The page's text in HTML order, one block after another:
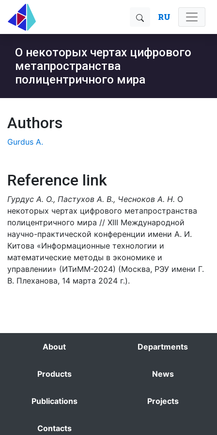
RU
О некоторых чертах цифрового
метапространства
полицентричного мира
Authors
Gurdus A.
Reference link
Гурдус А. О., Пастухов А. В., Чесноков А. Н. О
некоторых чертах цифрового метапространства
полицентричного мира // ХIII Международной
научно-практической конференции имени А. И.
Китова «Информационные технологии и
математические методы в экономике и
управлении» (ИТиММ-2024) (Москва, РЭУ имени Г.
В. Плеханова, 14 марта 2024 г.).
About Departments
Products News
Publications Projects
Contacts